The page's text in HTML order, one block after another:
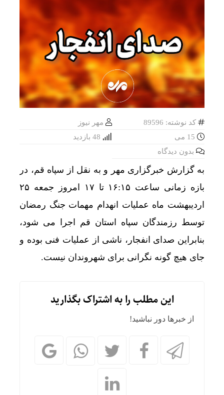
کد نوشته: 89596
مهر نیوز
بدون دیدگاه
به گزارش خبرگزاری مهر و به نقل از سپاه قم، در
بازه زمانی ساعت ۱۶:۱۵ تا ۱۷ امروز جمعه ۲۵
اردیبهشت ماه عملیات انهدام مهمات جنگ رمضان
توسط رزمندگان سپاه استان قم اجرا می شود،
بنابراین صدای انفجار، ناشی از عملیات فنی بوده و
جای هیچ گونه نگرانی برای شهروندان نیست.
این مطلب را به اشتراک بگذارید
از خبرها دور نباشید!